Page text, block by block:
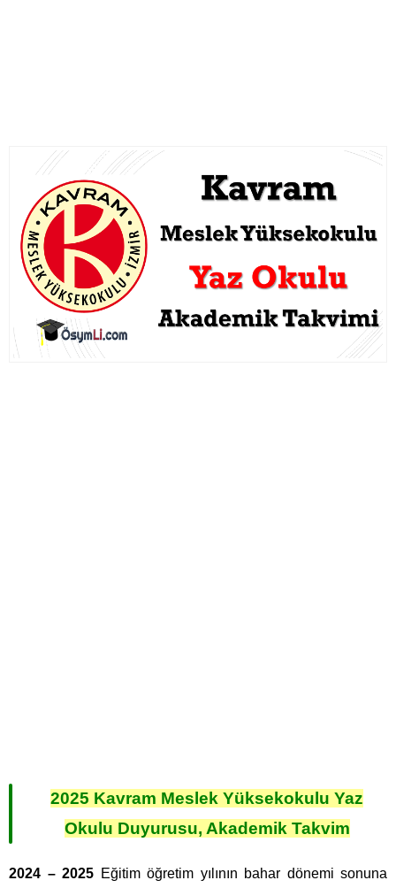
2025 Kavram Meslek Yüksekokulu Yaz
Okulu Duyurusu, Akademik Takvim
2024 – 2025 Eğitim öğretim yılının bahar dönemi sonuna